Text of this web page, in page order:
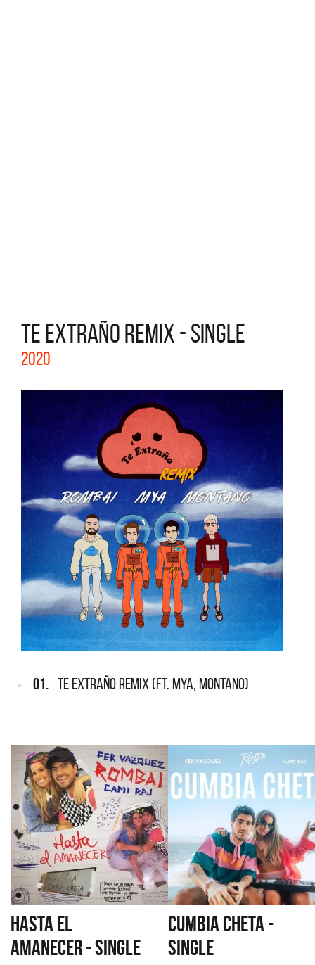
TE EXTRAÑO REMIX - SINGLE
2020
01. TE EXTRAÑO REMIX (FT. MYA, MONTANO)
HASTA EL
AMANECER - SINGLE
CUMBIA CHETA -
SINGLE